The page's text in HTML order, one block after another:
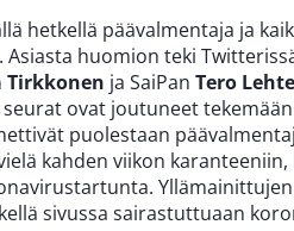
hetkellä päävalmentaja ja
huomion teki
Tirkkonen ja SaiPan Tero
ovat joutuneet
puolestaan
kahden viikon karanteeniin,
sivussa sairastuttuaan